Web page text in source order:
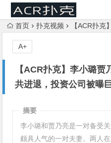
首页 扑克视频 【ACR扑克】李小
【ACR扑克】李小璐
共进退，投资公司被曝
A+
摘要
李小璐和贾乃亮是一对备受
颇具人气的一对夫妻。两人